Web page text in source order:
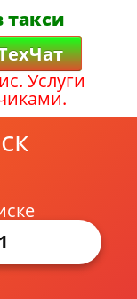
такси
Услуги